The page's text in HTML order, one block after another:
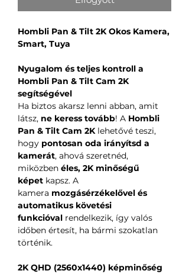
Hombli Pan & Tilt 2K Okos Kamera,
Smart, Tuya
Nyugalom és teljes kontroll a
Hombli Pan & Tilt Cam 2K
segítségével
Ha biztos akarsz lenni abban, amit
látsz, ne keress tovább! A Hombli
Pan & Tilt Cam 2Klehetővé teszi,
hogy pontosan oda irányítsd a
kamerát, ahová szeretnéd,
miközben éles, 2K minőségű
képet kapsz. A
kamera mozgásérzékelővel és
automatikus követési
funkcióval rendelkezik, így valós
időben értesít, ha bármi szokatlan
történik.
2K QHD (2560x1440) képminőség